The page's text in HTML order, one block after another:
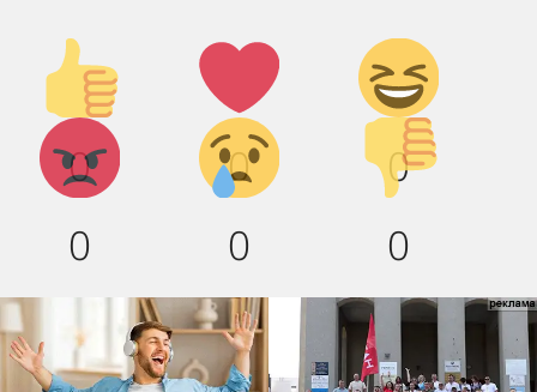
Палец
вверх!
0
Лайк!
0
Дикий
смех!
0
Агрессия!
0
Грусть
:(
0
Палец
вниз!
0